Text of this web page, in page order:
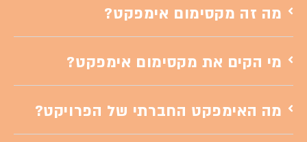
מה זה מקסימום אימפקט?
מי הקים את מקסימום אימפקט?
מה האימפקט החברתי של הפרויקט?